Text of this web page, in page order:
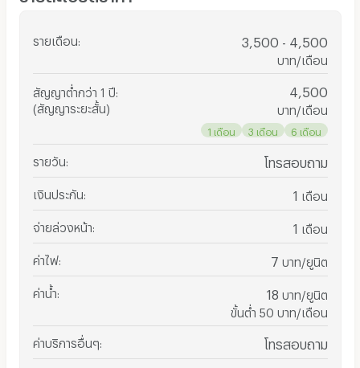
รายเดือน 3,500 - 4,500
บาท/เดือน
สัญญาต่ำกว่า 1 ปี
(สัญญาระยะสั้น)
4,500
บาท/เดือน
1 เดือน 3 เดือน 6 เดือน
รายวัน โทรสอบถาม
เงินประกัน 1 เดือน
จ่ายล่วงหน้า 1 เดือน
ค่าไฟ: 7 บาท/ยูนิต
ค่าน้ำ 18 บาท/ยูนิต
ขั้นต่ำ 50 บาท/เดือน
ค่าบริการอื่นๆ โทรสอบถาม